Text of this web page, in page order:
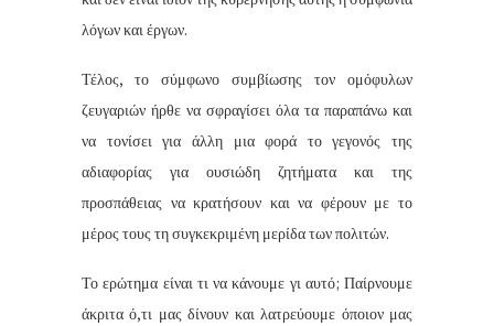
λόγων και έργων.
Τέλος, το σύμφωνο συμβίωσης τον ομόφυλων
ζευγαριών ήρθε να σφραγίσει όλα τα παραπάνω και
να τονίσει για άλλη μια φορά το γεγονός της
αδιαφορίας για ουσιώδη ζητήματα και της
προσπάθειας να κρατήσουν και να φέρουν με το
μέρος τους τη συγκεκριμένη μερίδα των πολιτών.
Το ερώτημα είναι τι να κάνουμε γι αυτό; Παίρνουμε
άκριτα ό,τι μας δίνουν και λατρεύουμε όποιον μας